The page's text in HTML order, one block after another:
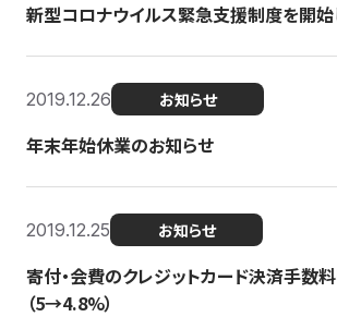
新型コロナウイルス緊急支援制度を開始
2019.12.26 お知らせ
年末年始休業のお知らせ
2019.12.25 お知らせ
寄付・会費のクレジットカード決済手数
（5→4.8%）